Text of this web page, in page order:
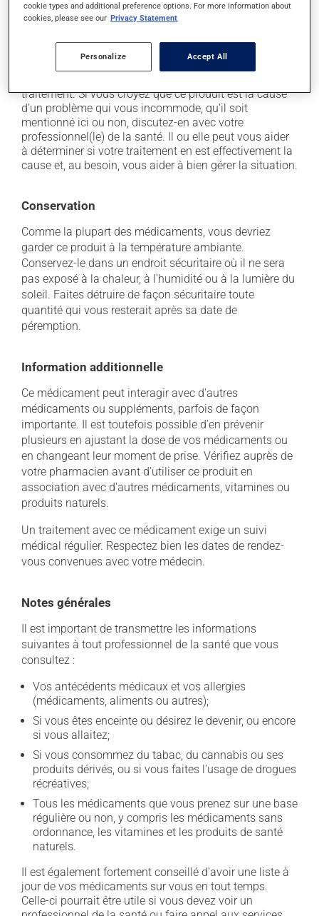
il peut provoquer une baisse de certains globules
blancs, ce qui peut se manifester par de la fièvre, des
frissons, des maux de gorge ou des infections -
contactez votre médecin si cela se produit.
traitement. Si vous croyez que ce produit est la cause
d'un problème qui vous incommode, qu'il soit
mentionné ici ou non, discutez-en avec votre
professionnel(le) de la santé. Il ou elle peut vous aider
à déterminer si votre traitement en est effectivement la
cause et, au besoin, vous aider à bien gérer la situation.
Conservation
Comme la plupart des médicaments, vous devriez
garder ce produit à la température ambiante.
Conservez-le dans un endroit sécuritaire où il ne sera
pas exposé à la chaleur, à l'humidité ou à la lumière du
soleil. Faites détruire de façon sécuritaire toute
quantité qui vous resterait après sa date de
péremption.
Information additionnelle
Ce médicament peut interagir avec d'autres
médicaments ou suppléments, parfois de façon
importante. Il est toutefois possible d'en prévenir
plusieurs en ajustant la dose de vos médicaments ou
en changeant leur moment de prise. Vérifiez auprès de
votre pharmacien avant d'utiliser ce produit en
association avec d'autres médicaments, vitamines ou
produits naturels.
Un traitement avec ce médicament exige un suivi
médical régulier. Respectez bien les dates de rendez-
vous convenues avec votre médecin.
Notes générales
Il est important de transmettre les informations
suivantes à tout professionnel de la santé que vous
consultez :
Vos antécédents médicaux et vos allergies
(médicaments, aliments ou autres);
Si vous êtes enceinte ou désirez le devenir, ou encore
si vous allaitez;
Si vous consommez du tabac, du cannabis ou ses
produits dérivés, ou si vous faites l'usage de drogues
récréatives;
Tous les médicaments que vous prenez sur une base
régulière ou non, y compris les médicaments sans
ordonnance, les vitamines et les produits de santé
naturels.
Il est également fortement conseillé d'avoir une liste à
jour de vos médicaments sur vous en tout temps.
Celle-ci pourrait être utile si vous devez voir un
cookie types and additional preference options. For more information about
cookies, please see our Privacy Statement
Personalize Accept All